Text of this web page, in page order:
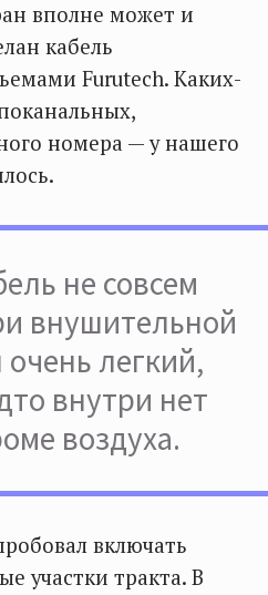
вполне может и
кабель
Furutech. Каких-
номера — у нашего
не совсем
внушительной
легкий,
внутри нет
воздуха.
включать
участки тракта. В